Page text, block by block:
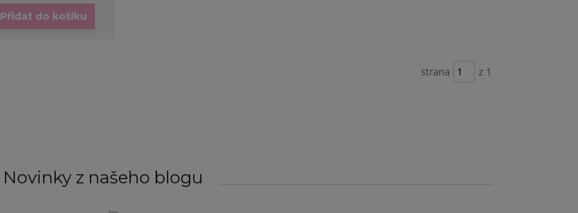
Přidat do košíku
strana z 1
Novinky z našeho blogu